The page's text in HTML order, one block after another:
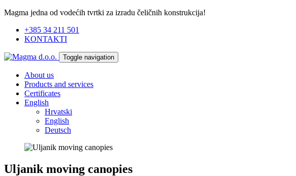
Magma jedna od vodećih tvrtki za izradu čeličnih konstrukcija!
+385 34 211 501
KONTAKTI
Toggle navigation
About us
Products and services
Certificates
English
Hrvatski
English
Deutsch
Uljanik moving canopies